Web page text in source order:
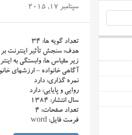
سپتامبر 17, 2015
تعداد گویه ها: ۳۴
هدف: سنجش تأثیر اینترنت بر
زیر مقیاس ها: وابستگی به
آگاهی خانواده – ارزشهای
نمره گذاری: دارد
روایی و پایایی: دارد
سال انتشار: ۱۳۸۴
تعداد صفحات: ۴
فرمت فایل: word